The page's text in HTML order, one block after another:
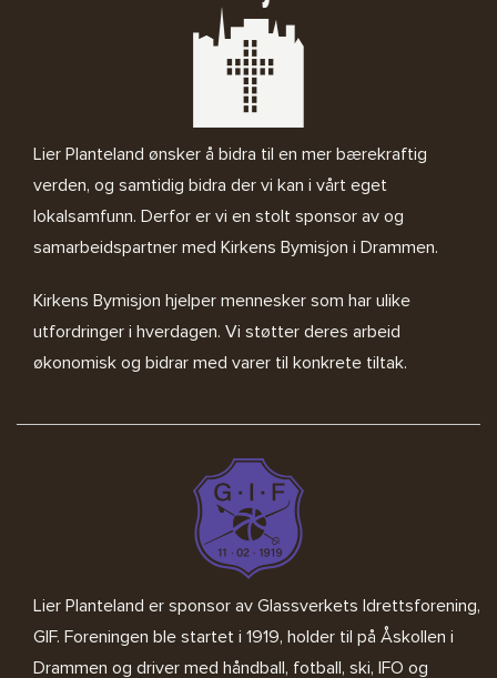
Lier Planteland ønsker å bidra til en mer bærekraftig
verden, og samtidig bidra der vi kan i vårt eget
lokalsamfunn. Derfor er vi en stolt sponsor av og
samarbeidspartner med Kirkens Bymisjon i Drammen.
Kirkens Bymisjon hjelper mennesker som har ulike
utfordringer i hverdagen. Vi støtter deres arbeid
økonomisk og bidrar med varer til konkrete tiltak.
Lier Planteland er sponsor av Glassverkets Idrettsforening,
GIF. Foreningen ble startet i 1919, holder til på Åskollen i
Drammen og driver med håndball, fotball, ski, IFO og